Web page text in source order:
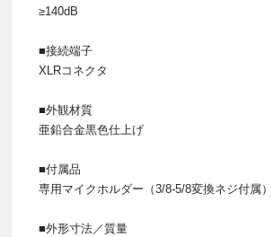
≥140dB
■接続端子
XLRコネクタ
■外観材質
亜鉛合金黒色仕上げ
■付属品
専用マイクホルダー（3/8-5/8変換ネジ付属
■外形寸法／質量